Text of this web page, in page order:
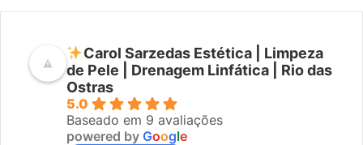
Carol Sarzedas Estética | Limpeza
de Pele | Drenagem Linfática | Rio das
Ostras
5.0
Baseado em 9 avaliações
powered by Google